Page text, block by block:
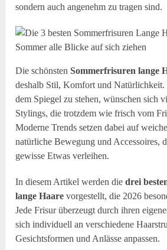
sondern auch angenehm zu tragen sind.
Die schönstenSommerfrisuren lange
deshalb Stil, Komfort und Natürlichkeit.
dem Spiegel zu stehen, wünschen sich
Stylings, die trotzdem wie frisch vom
Moderne Trends setzen dabei auf
natürliche Bewegung und Accessoires,
gewisse Etwas verleihen.
In diesem Artikel werden diedrei
lange Haare vorgestellt, die 2026
Jede Frisur überzeugt durch ihren
sich individuell an verschiedene
Gesichtsformen und Anlässe anpassen.